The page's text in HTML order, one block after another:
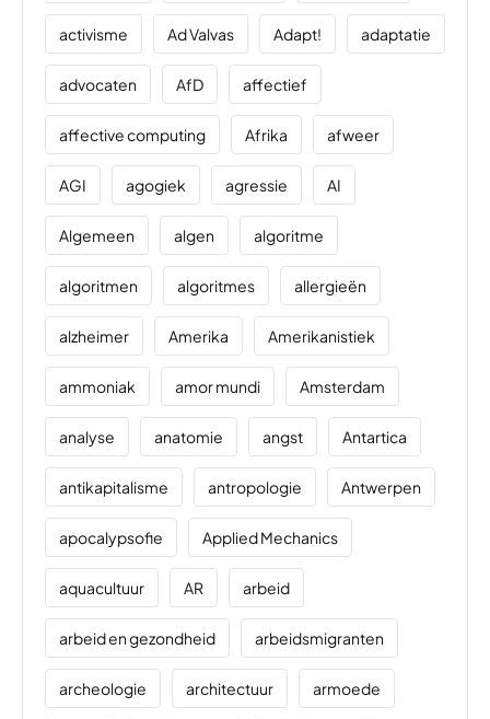
activisme Ad Valvas Adapt! adaptatie
advocaten AfD affectief
affective computing Afrika afweer
AGI agogiek agressie AI
Algemeen algen algoritme
algoritmen algoritmes allergieën
alzheimer Amerika Amerikanistiek
ammoniak amor mundi Amsterdam
analyse anatomie angst Antartica
antikapitalisme antropologie Antwerpen
apocalypsofie Applied Mechanics
aquacultuur AR arbeid
arbeid en gezondheid arbeidsmigranten
archeologie architectuur armoede